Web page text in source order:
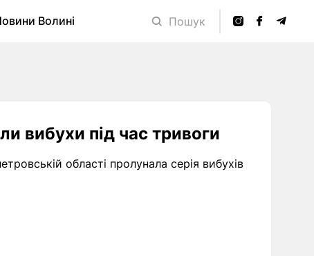
Волині
Пошук
вибухи під час тривоги
області пролунала серія вибухів